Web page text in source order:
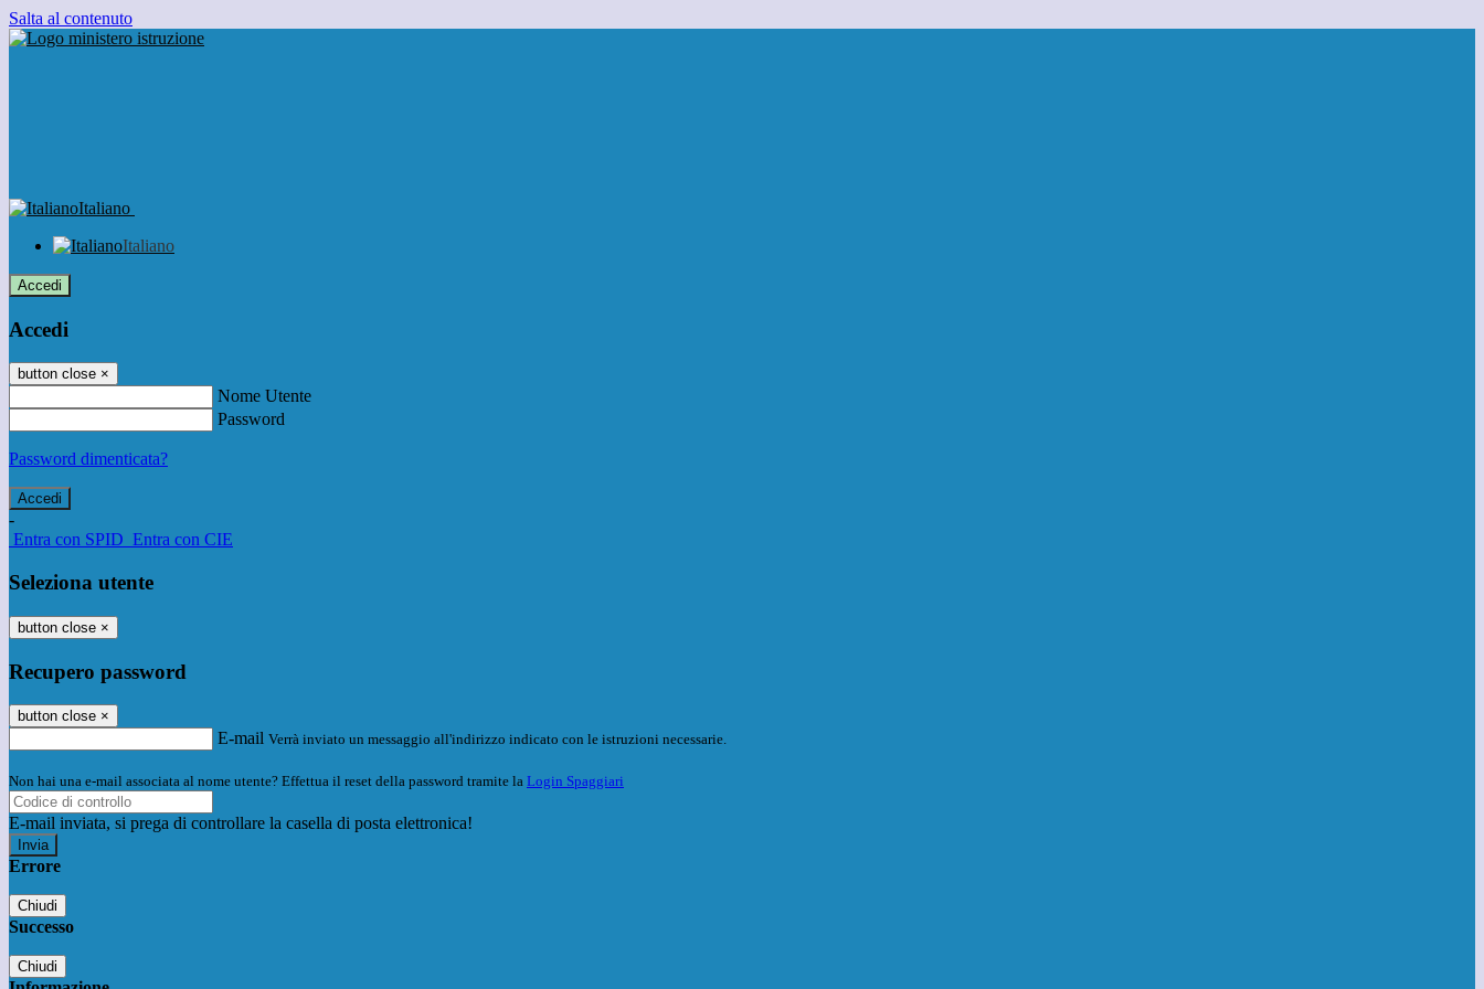
Salta al contenuto
Italiano
Italiano
Accedi
Accedi
button close ×
Nome Utente
Password
Password dimenticata?
-
Entra con SPID Entra con CIE
Seleziona utente
button close ×
Recupero password
button close ×
E-mail Verrà inviato un messaggio all'indirizzo indicato con le istruzioni necessarie.
Non hai una e-mail associata al nome utente? Effettua il reset della password tramite la Login Spaggiari
E-mail inviata, si prega di controllare la casella di posta elettronica!
Errore
Chiudi
Successo
Chiudi